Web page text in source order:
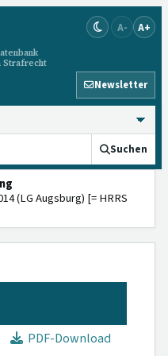
Strafrecht
A- A+
Newsletter
Suchen
(LG Augsburg) [= HRRS
PDF-Download